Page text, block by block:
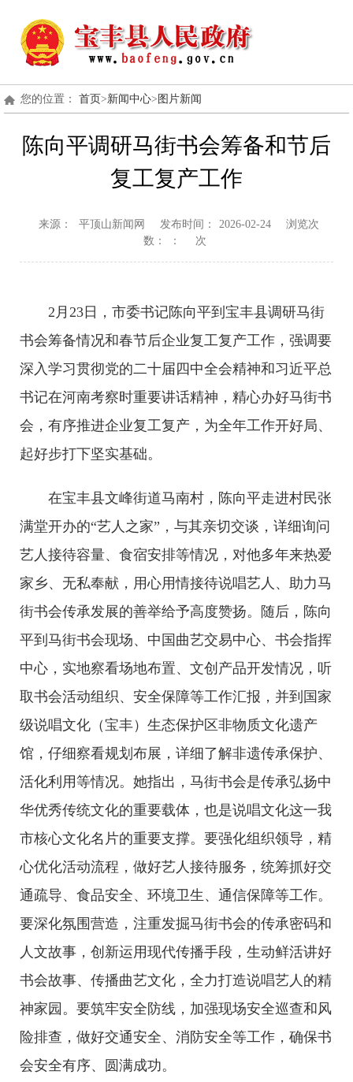
您的位置： 首页>新闻中心> 图片新闻
陈向平调研马街书会筹备和节后
复工复产工作
来源： 平顶山新闻网 发布时间： 2026-02-24
浏览次
数：
： 次
2 月 23日，市委书记陈向平到宝丰县调研马街
书会筹备情况和春节后企业复工复产工作，强调要
深入学习贯彻党的二十届四中全会精神和习近平总
书记在河南考察时重要讲话精神，精心办好马街书
会，有序推进企业复工复产，为全年工作开好局、
起好步打下坚实基础。
在宝丰县文峰街道马南村，陈向平走进村民张
满堂开办的“艺人之家”，与其亲切交谈，详细询问
艺人接待容量、食宿安排等情况，对他多年来热爱
家乡、无私奉献，用心用情接待说唱艺人、助力马
街书会传承发展的善举给予高度赞扬。随后，陈向
平到马街书会现场、中国曲艺交易中心、书会指挥
中心，实地察看场地布置、文创产品开发情况，听
取书会活动组织、安全保障等工作汇报，并到国家
级说唱文化（宝丰）生态保护区非物质文化遗产
馆，仔细察看规划布展，详细了解非遗传承保护、
活化利用等情况。她指出，马街书会是传承弘扬中
华优秀传统文化的重要载体，也是说唱文化这一我
市核心文化名片的重要支撑。要强化组织领导，精
心优化活动流程，做好艺人接待服务，统筹抓好交
通疏导、食品安全、环境卫生、通信保障等工作。
要深化氛围营造，注重发掘马街书会的传承密码和
人文故事，创新运用现代传播手段，生动鲜活讲好
书会故事、传播曲艺文化，全力打造说唱艺人的精
神家园。要筑牢安全防线，加强现场安全巡查和风
险排查，做好交通安全、消防安全等工作，确保书
会安全有序、圆满成功。